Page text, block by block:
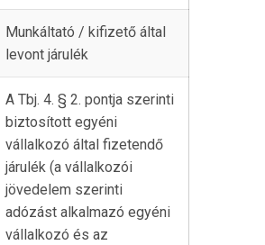
Munkáltató / kifizető által
levont járulék
A Tbj. 4. § 2. pontja szerinti
biztosított egyéni
vállalkozó által fizetendő
járulék (a vállalkozói
jövedelem szerinti
adózást alkalmazó egyéni
vállalkozó és az